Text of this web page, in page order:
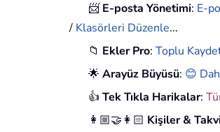
📨 E-posta Yönetimi: E-
/ Klasörleri Düzenle...
📁 Ekler Pro:Toplu
🌟Arayüz Büyüsü: 😊
👍Tek Tıkla Harikalar:
👩🏼‍🤝‍👩🏻 Kişiler &